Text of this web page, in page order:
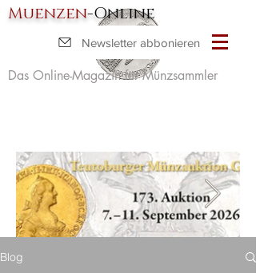
Muenzen-Online
Das Online-Magazin für Münzsammler
Newsletter abbonieren
Blog